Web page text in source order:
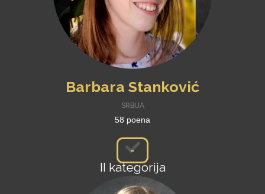
Barbara Stanković
SRBIJA
58 poena
-
II kategorija
studenti